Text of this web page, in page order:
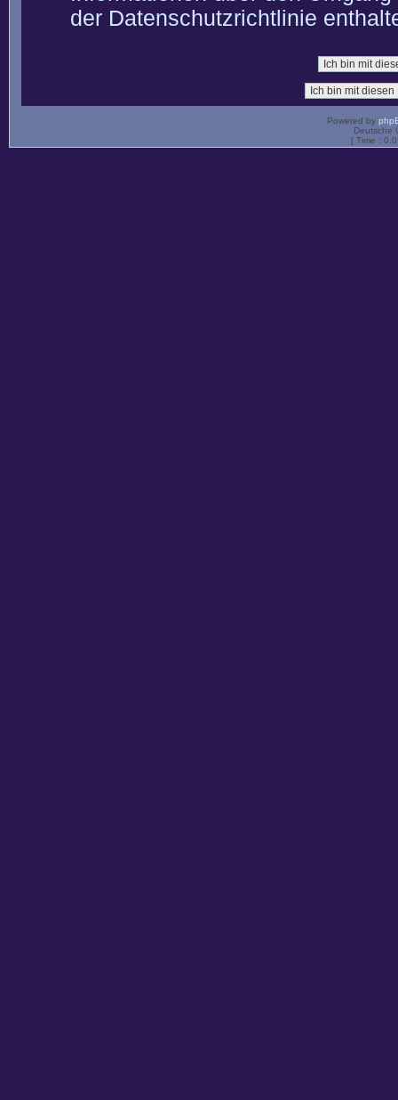
der Datenschutzrichtlinie
Powered by
Deutsche
[ Time :